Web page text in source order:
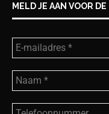
MELD JE AAN VOOR